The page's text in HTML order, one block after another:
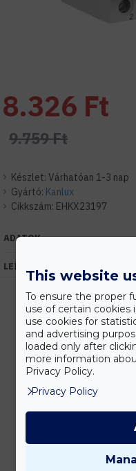
Készlet: Várhatóan 1-3 nap
Gyártó: Kanlux
Cikkszám: EHKX23197
8.326 Ft
9.759 Ft
ADATOK
LEÍRÁS
Vásárolj nagyobb
Készleten lévő
This website
To ensure the proper
use of certain cookies
use cookies for
and advertising
loaded only after
more information
Privacy Policy.
Privacy Policy